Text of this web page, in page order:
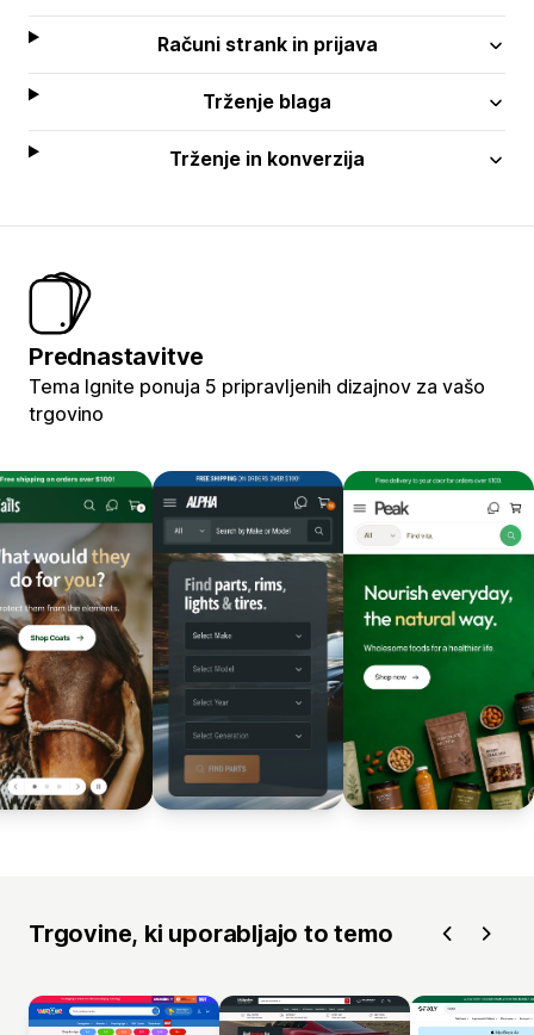
Računi strank in prijava
Trženje blaga
Trženje in konverzija
Prednastavitve
Tema Ignite ponuja 5 pripravljenih dizajnov za vašo
trgovino
Trgovine, ki uporabljajo to temo